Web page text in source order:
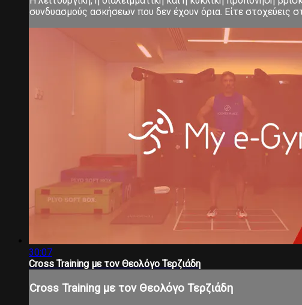
συνδυασμούς ασκήσεων που δεν έχουν όρια. Είτε στοχεύεις
30:07
Cross Training με τον Θεολόγο Τερζιάδη
Cross Training με τον Θεολόγο Τερζιάδη